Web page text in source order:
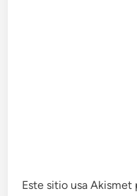
Este sitio usa